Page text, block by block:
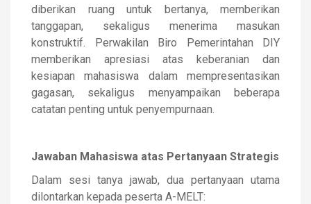
diberikan ruang untuk bertanya, memberikan
tanggapan, sekaligus menerima masukan
konstruktif. Perwakilan Biro Pemerintahan DIY
memberikan apresiasi atas keberanian dan
kesiapan mahasiswa dalam mempresentasikan
gagasan, sekaligus menyampaikan beberapa
catatan penting untuk penyempurnaan.
Jawaban Mahasiswa atas Pertanyaan Strategis
Dalam sesi tanya jawab, dua pertanyaan utama
dilontarkan kepada peserta A-MELT: